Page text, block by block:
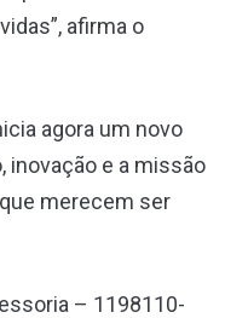
afirma o
agora um novo
inovação e a missão
merecem ser
– 1198110-